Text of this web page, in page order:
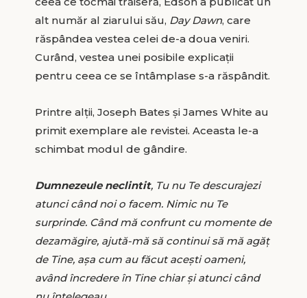
alt număr al ziarului său, Day Dawn, care
răspândea vestea celei de-a doua veniri.
Curând, vestea unei posibile explicații
pentru ceea ce se întâmplase s-a răspândit.
Printre alții, Joseph Bates și James White au
primit exemplare ale revistei. Aceasta le-a
schimbat modul de gândire.
Dumnezeule neclintit, Tu nu Te descurajezi
atunci când noi o facem. Nimic nu Te
surprinde. Când mă confrunt cu momente de
dezamăgire, ajută-mă să continui să mă agăț
de Tine, așa cum au făcut acești oameni,
având încredere în Tine chiar și atunci când